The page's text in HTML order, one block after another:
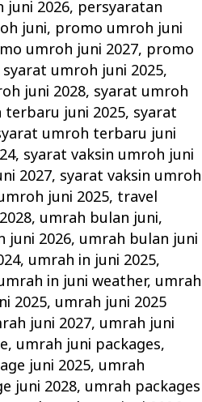
juni 2026, persyaratan
juni, promo umroh juni
umroh juni 2027, promo
syarat umroh juni 2025,
juni 2028, syarat umroh
juni 2025, syarat
umroh terbaru juni
, syarat vaksin umroh juni
2027, syarat vaksin umroh
juni 2025, travel
, umrah bulan juni,
juni 2026, umrah bulan juni
, umrah in juni 2025,
in juni weather, umrah
2025, umrah juni 2025
juni 2027, umrah juni
, umrah juni packages,
juni 2025, umrah
juni 2028, umrah packages